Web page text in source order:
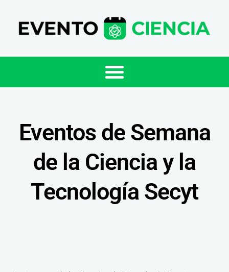
Eventos de Semana
de la Ciencia y la
Tecnología Secyt